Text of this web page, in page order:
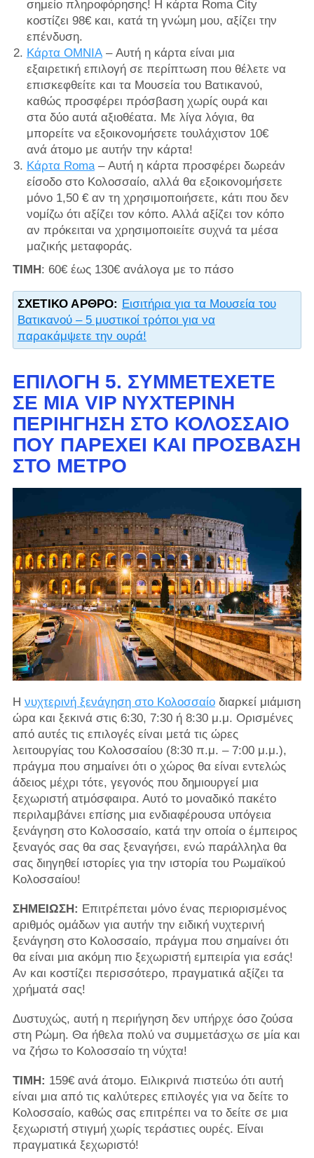
σημείο πληροφόρησης! Η κάρτα Roma City
κοστίζει 98€ και, κατά τη γνώμη μου, αξίζει την
επένδυση.
Κάρτα OMNIA– Αυτή η κάρτα είναι μια
εξαιρετική επιλογή σε περίπτωση που θέλετε να
επισκεφθείτε και τα Μουσεία του Βατικανού,
καθώς προσφέρει πρόσβαση χωρίς ουρά και
στα δύο αυτά αξιοθέατα. Με λίγα λόγια, θα
μπορείτε να εξοικονομήσετε τουλάχιστον 10€
ανά άτομο με αυτήν την κάρτα!
Κάρτα Roma– Αυτή η κάρτα προσφέρει δωρεάν
είσοδο στο Κολοσσαίο, αλλά θα εξοικονομήσετε
μόνο 1,50 € αν τη χρησιμοποιήσετε, κάτι που δεν
νομίζω ότι αξίζει τον κόπο. Αλλά αξίζει τον κόπο
αν πρόκειται να χρησιμοποιείτε συχνά τα μέσα
μαζικής μεταφοράς.
ΤΙΜΗ: 60€ έως 130€ ανάλογα με το πάσο
ΣΧΕΤΙΚΌ ΆΡΘΡΟ: Εισιτήρια για τα Μουσεία του
Βατικανού – 5 μυστικοί τρόποι για να
παρακάμψετε την ουρά!
ΕΠΙΛΟΓΉ 5. ΣΥΜΜΕΤΈΧΕΤΕ
ΣΕ ΜΙΑ VIP ΝΥΧΤΕΡΙΝΉ
ΠΕΡΙΉΓΗΣΗ ΣΤΟ ΚΟΛΟΣΣΑΊΟ
ΠΟΥ ΠΑΡΈΧΕΙ ΚΑΙ ΠΡΌΣΒΑΣΗ
ΣΤΟ ΜΕΤΡΌ
Η νυχτερινή ξενάγηση στο Κολοσσαίοδιαρκεί μιάμιση
ώρα και ξεκινά στις 6:30, 7:30 ή 8:30 μ.μ. Ορισμένες
από αυτές τις επιλογές είναι μετά τις ώρες
λειτουργίας του Κολοσσαίου (8:30 π.μ. – 7:00 μ.μ.),
πράγμα που σημαίνει ότι ο χώρος θα είναι εντελώς
άδειος μέχρι τότε, γεγονός που δημιουργεί μια
ξεχωριστή ατμόσφαιρα. Αυτό το μοναδικό πακέτο
περιλαμβάνει επίσης μια ενδιαφέρουσα υπόγεια
ξενάγηση στο Κολοσσαίο, κατά την οποία ο έμπειρος
ξεναγός σας θα σας ξεναγήσει, ενώ παράλληλα θα
σας διηγηθεί ιστορίες για την ιστορία του Ρωμαϊκού
Κολοσσαίου!
ΣΗΜΕΙΩΣΗ: Επιτρέπεται μόνο ένας περιορισμένος
αριθμός ομάδων για αυτήν την ειδική νυχτερινή
ξενάγηση στο Κολοσσαίο, πράγμα που σημαίνει ότι
θα είναι μια ακόμη πιο ξεχωριστή εμπειρία για εσάς!
Αν και κοστίζει περισσότερο, πραγματικά αξίζει τα
χρήματά σας!
Δυστυχώς, αυτή η περιήγηση δεν υπήρχε όσο ζούσα
στη Ρώμη. Θα ήθελα πολύ να συμμετάσχω σε μία και
να ζήσω το Κολοσσαίο τη νύχτα!
ΤΙΜΗ: 159€ ανά άτομο. Ειλικρινά πιστεύω ότι αυτή
είναι μια από τις καλύτερες επιλογές για να δείτε το
Κολοσσαίο, καθώς σας επιτρέπει να το δείτε σε μια
ξεχωριστή στιγμή χωρίς τεράστιες ουρές. Είναι
πραγματικά ξεχωριστό!